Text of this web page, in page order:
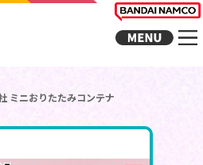
ミニおりたたみコンテナ